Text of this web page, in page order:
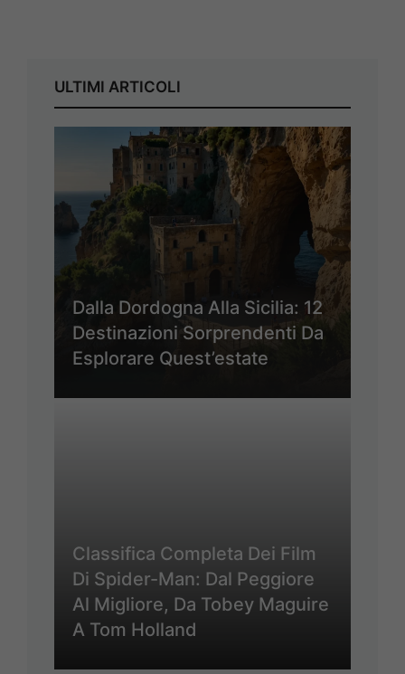
ULTIMI ARTICOLI
Dalla Dordogna Alla Sicilia: 12
Destinazioni Sorprendenti Da
Esplorare Quest’estate
Classifica Completa Dei Film
Di Spider-Man: Dal Peggiore
Al Migliore, Da Tobey Maguire
A Tom Holland